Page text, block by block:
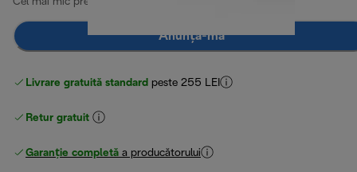
Cel mai mic preț din ultimele 30 de zile
Anunță-mă
Livrare gratuită standard peste 255 LEI
Retur gratuit
Garanție completă a producătorului